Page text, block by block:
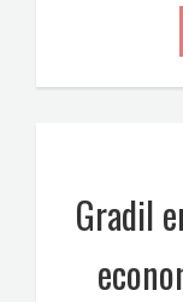
Gradil